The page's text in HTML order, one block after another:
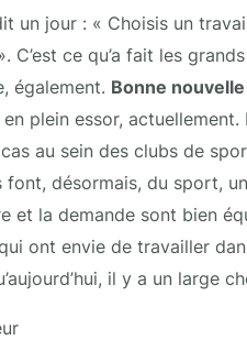
un jour : « Choisis un
C’est ce qu’a fait les
également. Bonne
plein essor,
au sein des clubs de
font, désormais, du sport,
et la demande sont bien
ont envie de travailler
il y a un large